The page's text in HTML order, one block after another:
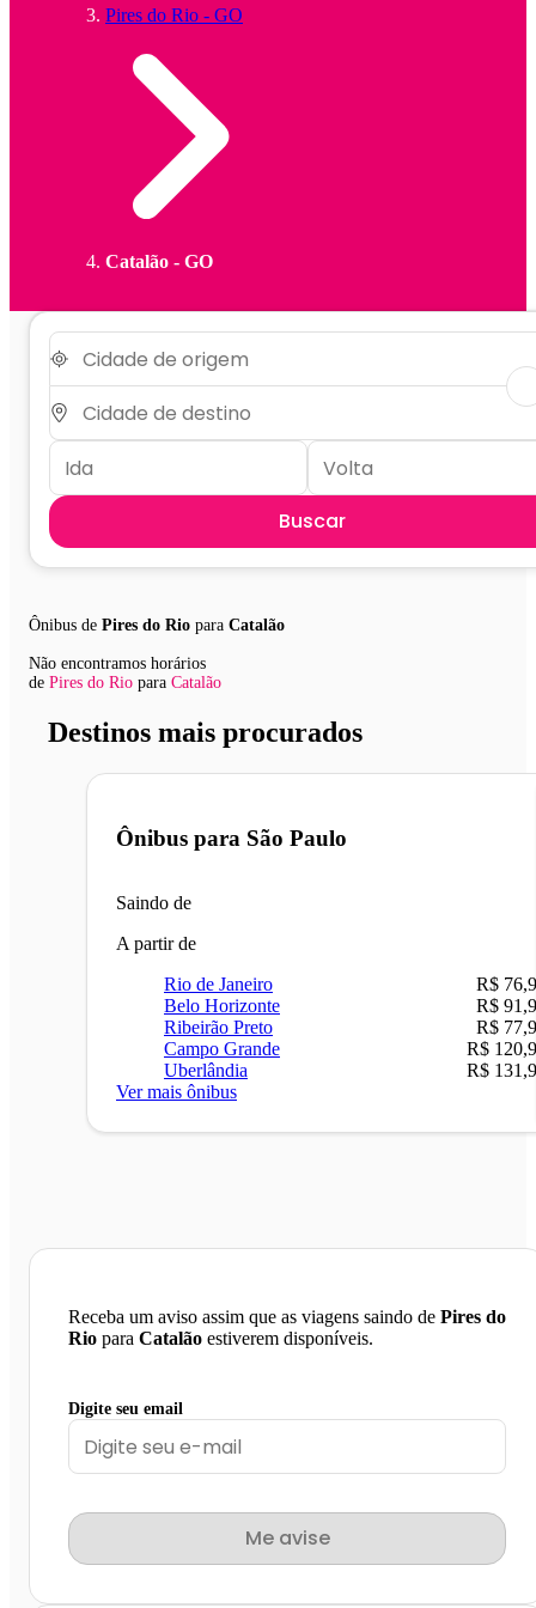
Pires do Rio - GO
Catalão - GO
Buscar
Ônibus de Pires do Rio para Catalão
Não encontramos horários
de Pires do Rio para Catalão
Destinos mais procurados
Ônibus para São Paulo
Saindo de
A partir de
Rio de Janeiro
R$
Belo Horizonte
R$
Ribeirão Preto
R$
Campo Grande
R$
Uberlândia
R$
Ver mais ônibus
Receba um aviso assim que as viagens saindo de Pires do
Rio para Catalão estiverem disponíveis.
Digite seu email
Me avise